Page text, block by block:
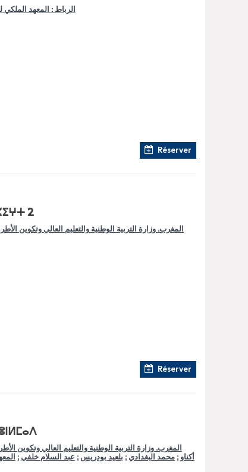
الرباط : المعهد الملكي
Réserver
2
المغرب. وزارة التربية الوطنية والتعليم العالي وتكوين
Réserver
المغرب. وزارة التربية الوطنية والتعليم العالي وتكوين
أكناو ;محمد البغدادي ; بلعيد بودريس ; عبد السلام خلفي ;